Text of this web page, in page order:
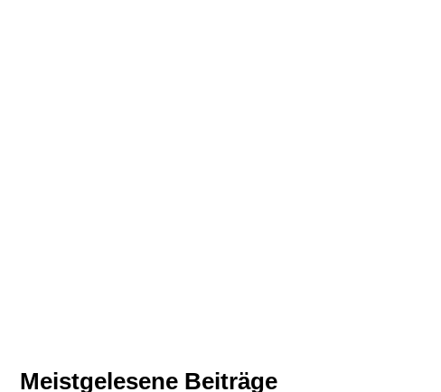
Meistgelesene Beiträge